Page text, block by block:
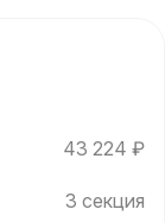
43 224 ₽
3 секция